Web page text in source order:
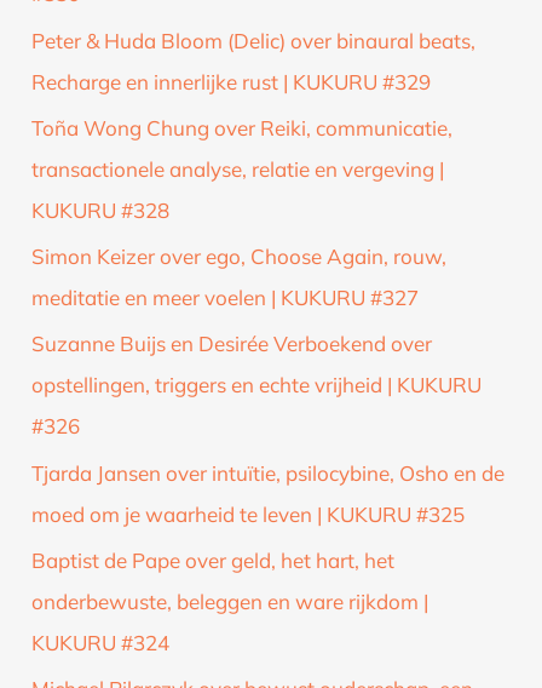
Peter & Huda Bloom (Delic) over binaural beats,
Recharge en innerlijke rust | KUKURU #329
Toña Wong Chung over Reiki, communicatie,
transactionele analyse, relatie en vergeving |
KUKURU #328
Simon Keizer over ego, Choose Again, rouw,
meditatie en meer voelen | KUKURU #327
Suzanne Buijs en Desirée Verboekend over
opstellingen, triggers en echte vrijheid | KUKURU
#326
Tjarda Jansen over intuïtie, psilocybine, Osho en de
moed om je waarheid te leven | KUKURU #325
Baptist de Pape over geld, het hart, het
onderbewuste, beleggen en ware rijkdom |
KUKURU #324